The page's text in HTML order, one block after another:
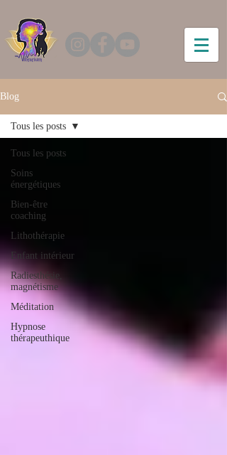
Blog
Tous les posts
Soins
énergétiques
Bien-être
coaching
Lithothérapie
Enfant intérieur
Radiesthésie,
magnétisme
Méditation
Hypnose
thérapeuthique
Tous les posts